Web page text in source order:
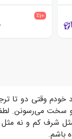
٪10
وقتی دو تا
رو سخت می‌رسونن.
مثل شرف کم و نه
باشم.